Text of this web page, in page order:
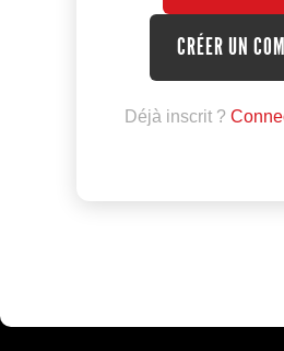
CRÉER UN
Déjà inscrit ?